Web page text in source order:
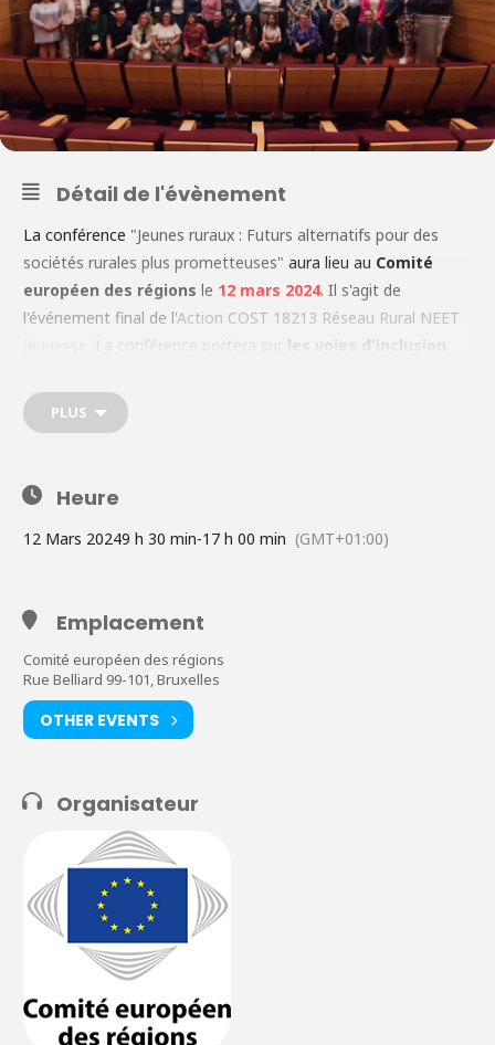
Détail de l'évènement
La conférence "Jeunes ruraux : Futurs alternatifs pour des
sociétés rurales plus prometteuses" aura lieu au Comité
européen des régions le 12 mars 2024. Il s'agit de
l'événement final de l'Action COST 18213 Réseau Rural NEET
La conférence portera sur les voies d'inclusion
tout en améliorant leurs perspectives en matière d'éducation
et d'emploi. La conférence comprendra également le
jeunesse rurale
progresser les jeunes ruraux vers la connaissance et la
collaboration multi-acteurs. Un lien pour visionner l'événement
PLUS
Heure
12 Mars 20249 h 30 min-17 h 00 min (GMT+01:00)
Emplacement
Comité européen des régions
Rue Belliard 99-101, Bruxelles
OTHER EVENTS
Organisateur